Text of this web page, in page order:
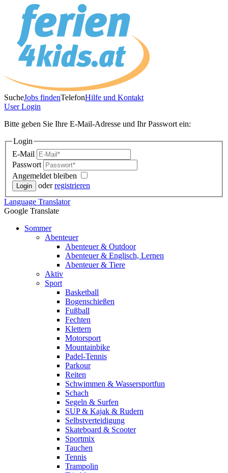
SucheJobs findenTelefonHilfe und Kontakt
UserLogin
Bitte geben Sie Ihre E-Mail-Adresse und Ihr Passwort ein:
Login
E-Mail
Passwort
Angemeldet bleiben
oderregistrieren
Language Translator
Google Translate
Sommer
Abenteuer
Abenteuer & Outdoor
Abenteuer & Englisch, Lernen
Abenteuer & Tiere
Aktiv
Sport
Basketball
Bogenschießen
Fußball
Fechten
Klettern
Motorsport
Mountainbike
Padel-Tennis
Parkour
Reiten
Schwimmen & Wassersportfun
Schach
Segeln & Surfen
SUP & Kajak & Rudern
Selbstverteidigung
Skateboard & Scooter
Sportmix
Tauchen
Tennis
Trampolin